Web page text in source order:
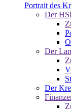
Portrait des
Der
Der
Der